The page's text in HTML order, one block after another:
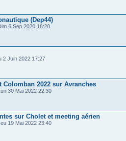
(Dep44)
6 Sep 2020 18:20
2 Juin 2022 17:27
Colomban 2022 sur Avranches
30 Mai 2022 22:30
sur Cholet et meeting aérien
19 Mai 2022 23:40